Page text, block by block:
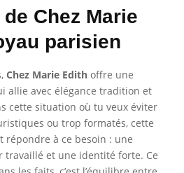
Chez Marie
parisien
Chez Marie Edith offre une
allie avec élégance tradition et
cette situation où tu veux éviter
ou trop formatés, cette
répondre à ce besoin : une
travaillé et une identité forte. Ce